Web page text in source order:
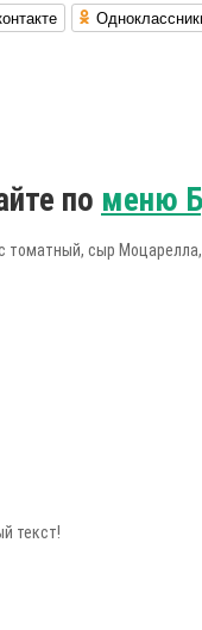
по меню
томатный, сыр
текст!